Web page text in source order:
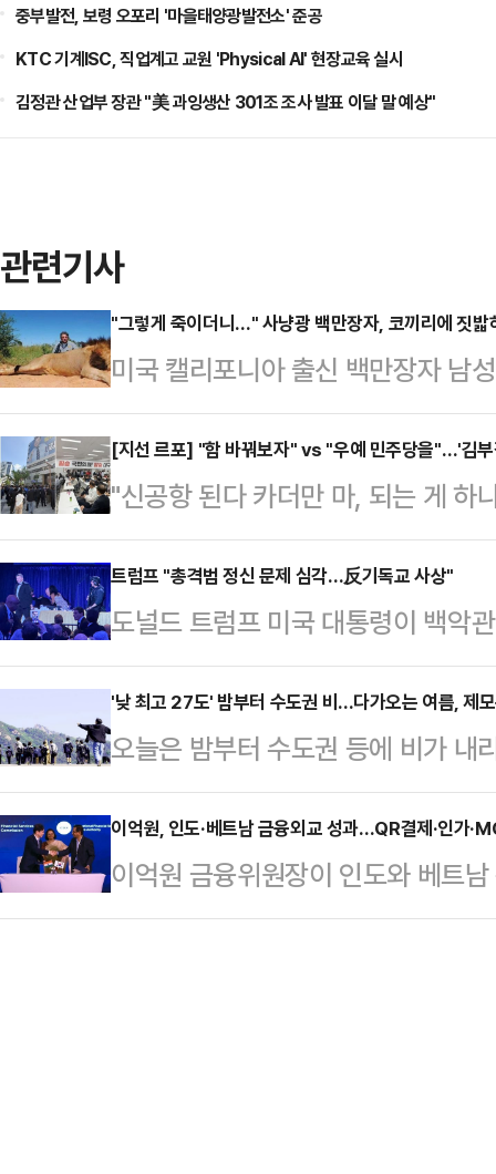
중부발전, 보령 오포리 '마을태양광발전소' 준공
KTC 기계ISC, 직업계고 교원 'Physical AI' 현장교육 실시
김정관 산업부 장관 "美 과잉생산 301조 조사 발표 이달 말 예상"
관련기사
"그렇게 죽이더니…" 사냥광 백만장자, 코끼리에 짓밟
미국 캘리포니아 출신 백만장자 남
사망하는 사고가 발생했다.24일(
아에서 포도 농장과 금융회사를 운
영양의 일종인 노란등듀이커를 사
만 달러(약 5900만원)를 지불하고
가봉으로 여행을 갔다. 가봉은 영
인 숲 코끼리 약 9만5000마리가
페-오카다 열대우림…
[지선 르포] "함 바꿔보자" vs "우예 민주당을"…'김
"신공항 된다 카더만 마, 되는 게
국힘(국민의힘)도 해줄 필요가 없
송현동에서 60년 넘게 거주하고 있
해묵은 원망이 서려 있었다. 서문시
들도 '민주당 함 찍어줘야 (국민의
쥐었다. '보수의 심장'으로 불리는
었던 노년층의 입에서 "바꿔야 한
의…
트럼프 "총격범 정신 문제 심각…反기독교 사상"
도널드 트럼프 미국 대통령이 백악
의자에 대해 “정신적으로 문제 많
물”이라고 말했다.폭스뉴스에 따
뷰에서 “용의자가 작성한 선언문
기독교적 사상을 가진 인물이라는
그를 조사했고 그가 가슴 깊이 증오
다.그러면서 “그는 오랫동안 종교
다. 강력한 반기독교 주의…
'낮 최고 27도' 밤부터 수도권 비...다가오는 여름, 제
오늘은 밤부터 수도권 등에 비가 내
온차가 크겠다.26일 기상청은 "내
부지방에 비가 내리면서 건조특보
27일 밤부터 수도권과 강원내륙·
다. 이 비는 28일 새벽에 대부분 그
이억원, 인도·베트남 금융외교 성과…QR결제·인가
이억원 금융위원장이 인도와 베트
사의 해외 진출 기반을 동시에 확보